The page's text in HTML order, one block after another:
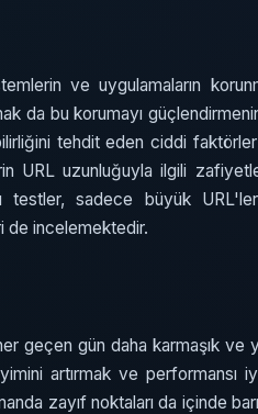
ve uygulamaların
da bu korumayı
tehdit eden ciddi
URL uzunluğuyla ilgili
testler, sadece büyük
de incelemektedir.
geçen gün daha karmaşık
artırmak ve performansı
zayıf noktaları da içinde